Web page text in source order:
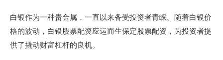
白银作为一种贵金属，一直以来备受投资者青睐。随着白银价
格的波动，白银股票配资应运而生保定股票配资，为投资者提
供了撬动财富杠杆的良机。